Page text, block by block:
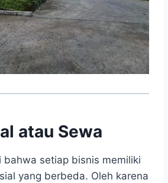
atau Sewa
bahwa setiap bisnis memiliki
yang berbeda. Oleh karena